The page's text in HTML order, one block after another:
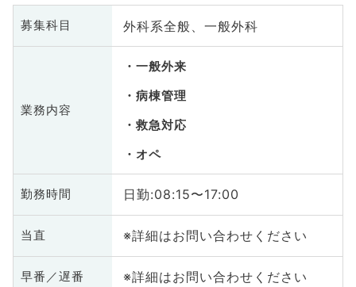
募集科目 外科系全般、一般外科
業務内容
一般外来
病棟管理
救急対応
オペ
勤務時間 日勤:08:15〜17:00
当直 ※詳細はお問い合わせください
早番／遅番 ※詳細はお問い合わせください